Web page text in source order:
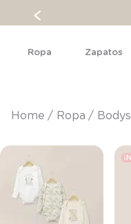
Ropa Zapatos
ropa bodys